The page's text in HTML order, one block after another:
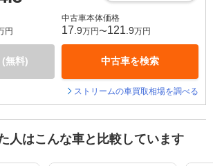
円
無料)
中古車本体価格
17 .9万円〜121 .9万円
中古車を検索
ストリームの車買取相場を調べる
人はこんな車と比較しています